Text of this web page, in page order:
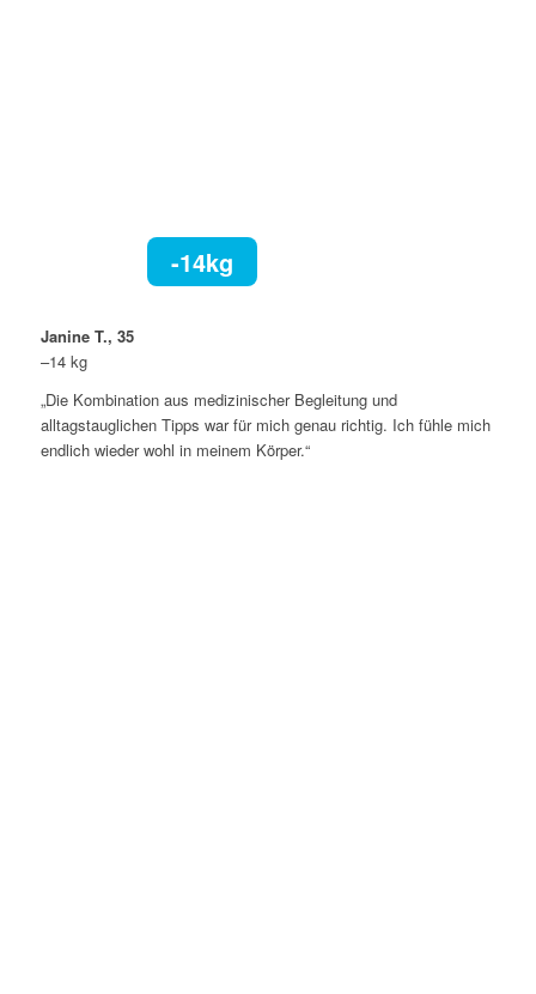
-14kg
Janine T., 35
–14 kg
„Die Kombination aus medizinischer Begleitung und
alltagstauglichen Tipps war für mich genau richtig. Ich fühle mich
endlich wieder wohl in meinem Körper.“